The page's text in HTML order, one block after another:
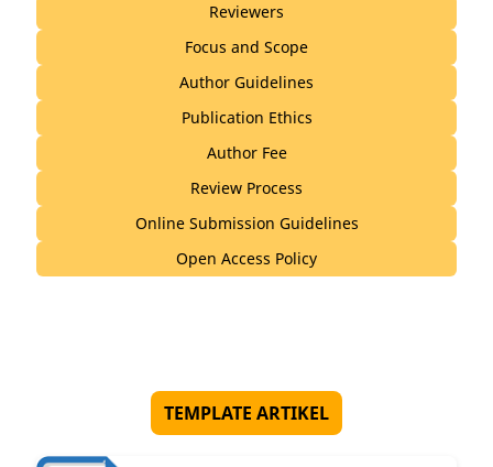
Reviewers
Focus and Scope
Author Guidelines
Publication Ethics
Author Fee
Review Process
Online Submission Guidelines
Open Access Policy
TEMPLATE ARTIKEL